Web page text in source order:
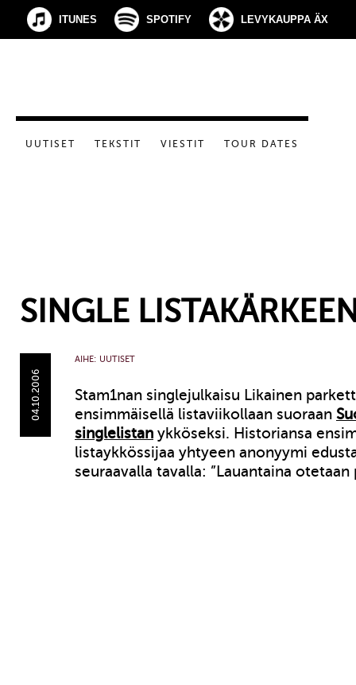
ITUNES SPOTIFY LEVYKAUPPA ÄX
UUTISET TEKSTIT VIESTIT TOUR DATES
SINGLE
04.10.2006
AIHE: UUTISET
Stam1nan singlejulkaisu Likainen
ensimmäisellä listaviikollaan suoraan
singlelistan ykköseksi. Historiansa
listaykkössijaa yhtyeen anonyymi
seuraavalla tavalla: ”Lauantaina